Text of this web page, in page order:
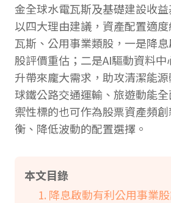
金全球水電瓦斯及基礎建設收
以四大理由建議，資產配置適
瓦斯、公用事業類股，一是降
股評價重估；二是AI驅動資料
升帶來龐大需求，助攻清潔能
球鐵公路交通運輸、旅遊動能
禦性標的也可作為股票資產頻
衡、降低波動的配置選擇。
本文目錄
降息啟動有利公用事業